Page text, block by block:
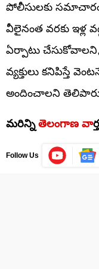
పోలీసులకు
వీలైనంత వరకు ఇళ్ల
ఏర్పాటు
వ్యక్తులు కనిపిస్తే
అందించాలని
మరిన్ని తెలంగాణ వా
Follow Us